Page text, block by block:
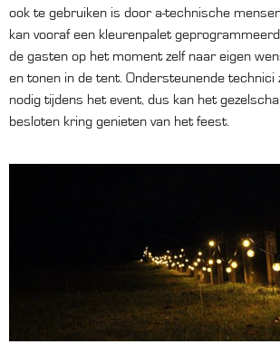
ook te gebruiken is door a-technische
kan vooraf een kleurenpalet
de gasten op het moment zelf naar eigen
en tonen in de tent. Ondersteunende technici
nodig tijdens het event, dus kan het
besloten kring genieten van het feest.